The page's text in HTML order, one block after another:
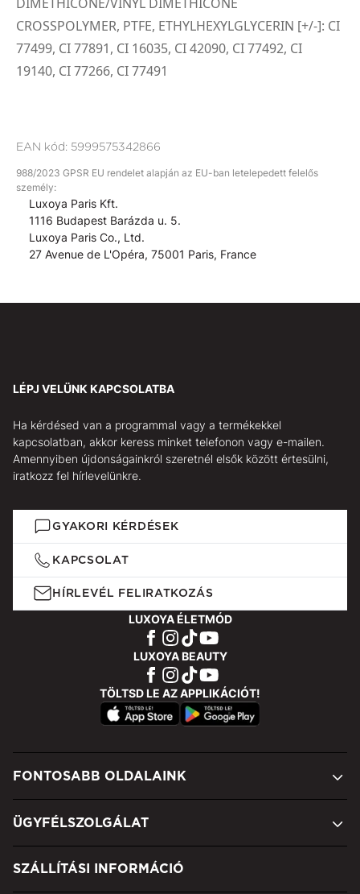
CROSSPOLYMER, PTFE, ETHYLHEXYLGLYCERIN [+/-]: CI
77499, CI 77891, CI 16035, CI 42090, CI 77492, CI
19140, CI 77266, CI 77491
EAN kód: 5999575342866
988/2023 GPSR EU rendelet alapján az EU-ban letelepedett felelős
személy:
Luxoya Paris Kft.
1116 Budapest Barázda u. 5.
Luxoya Paris Co., Ltd.
27 Avenue de L'Opéra, 75001 Paris, France
LÉPJ VELÜNK KAPCSOLATBA
Ha kérdésed van a programmal vagy a termékekkel
kapcsolatban, akkor keress minket telefonon vagy e-mailen.
Amennyiben újdonságainkról szeretnél elsők között értesülni,
iratkozz fel hírlevelünkre.
GYAKORI KÉRDÉSEK
KAPCSOLAT
HÍRLEVÉL FELIRATKOZÁS
LUXOYA ÉLETMÓD
LUXOYA BEAUTY
TÖLTSD LE AZ APPLIKÁCIÓT!
FONTOSABB OLDALAINK
ÜGYFÉLSZOLGÁLAT
SZÁLLÍTÁSI INFORMÁCIÓ